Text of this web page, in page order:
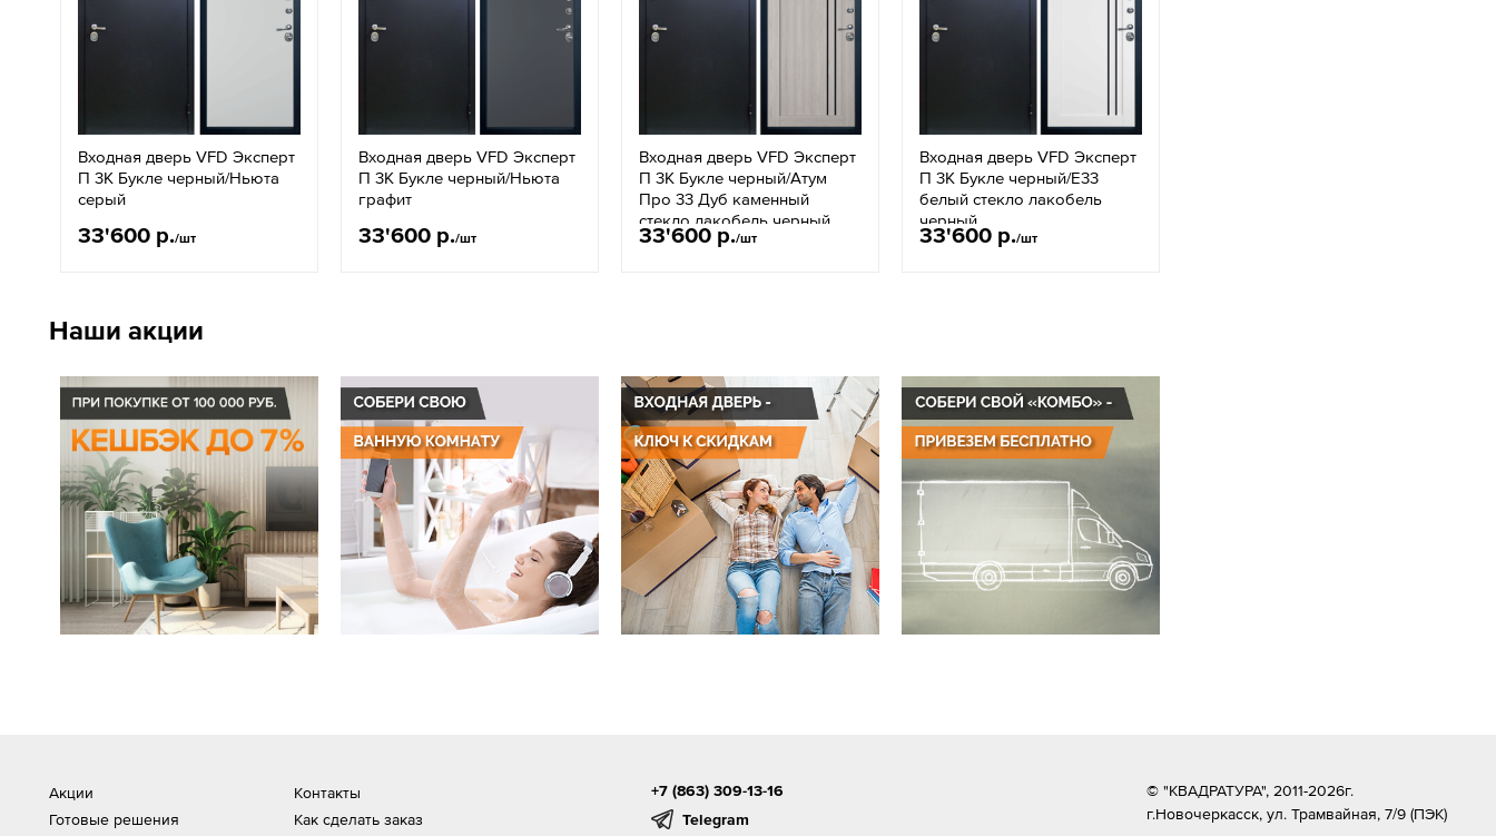
Входная дверь VFD Эксперт
П 3K Букле черный/Ньюта
серый
33'600 р./шт
Входная дверь VFD Эксперт
П 3K Букле черный/Ньюта
графит
33'600 р./шт
Входная дверь VFD Эксперт
П 3K Букле черный/Aтум
Про 33 Дуб каменный
стекло лакобель черный
33'600 р./шт
Входная дверь VFD Эксперт
П 3K Букле черный/E33
белый стекло лакобель
черный
33'600 р./шт
Наши акции
Акции
Готовые решения
Контакты
Как сделать заказ
+7 (863) 309-13-16
Telegram
© "КВАДРАТУРА", 2011-2026г.
г.Новочеркасск, ул. Трамвайная, 7/9 (ПЭК)